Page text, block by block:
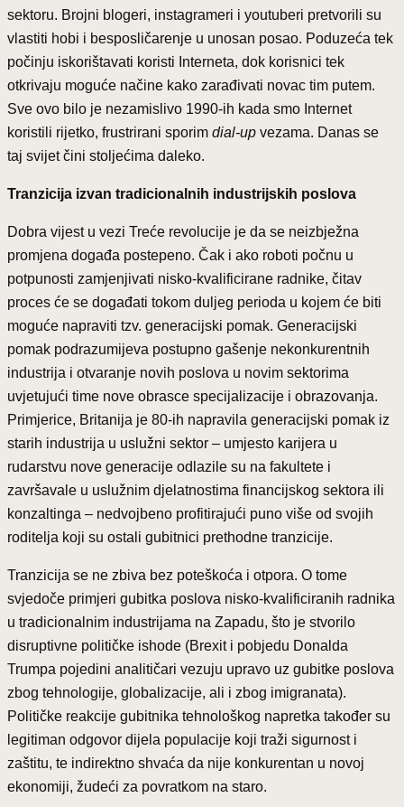
sektoru. Brojni blogeri, instagrameri i youtuberi pretvorili su
vlastiti hobi i besposličarenje u unosan posao. Poduzeća tek
počinju iskorištavati koristi Interneta, dok korisnici tek
otkrivaju moguće načine kako zarađivati novac tim putem.
Sve ovo bilo je nezamislivo 1990-ih kada smo Internet
koristili rijetko, frustrirani sporim dial-up vezama. Danas se
taj svijet čini stoljećima daleko.
Tranzicija izvan tradicionalnih industrijskih poslova
Dobra vijest u vezi Treće revolucije je da se neizbježna
promjena događa postepeno. Čak i ako roboti počnu u
potpunosti zamjenjivati nisko-kvalificirane radnike, čitav
proces će se događati tokom duljeg perioda u kojem će biti
moguće napraviti tzv. generacijski pomak. Generacijski
pomak podrazumijeva postupno gašenje nekonkurentnih
industrija i otvaranje novih poslova u novim sektorima
uvjetujući time nove obrasce specijalizacije i obrazovanja.
Primjerice, Britanija je 80-ih napravila generacijski pomak iz
starih industrija u uslužni sektor – umjesto karijera u
rudarstvu nove generacije odlazile su na fakultete i
završavale u uslužnim djelatnostima financijskog sektora ili
konzaltinga – nedvojbeno profitirajući puno više od svojih
roditelja koji su ostali gubitnici prethodne tranzicije.
Tranzicija se ne zbiva bez poteškoća i otpora. O tome
svjedoče primjeri gubitka poslova nisko-kvalificiranih radnika
u tradicionalnim industrijama na Zapadu, što je stvorilo
disruptivne političke ishode (Brexit i pobjedu Donalda
Trumpa pojedini analitičari vezuju upravo uz gubitke poslova
zbog tehnologije, globalizacije, ali i zbog imigranata).
Političke reakcije gubitnika tehnološkog napretka također su
legitiman odgovor dijela populacije koji traži sigurnost i
zaštitu, te indirektno shvaća da nije konkurentan u novoj
ekonomiji, žudeći za povratkom na staro.